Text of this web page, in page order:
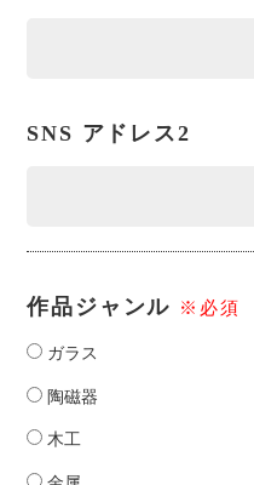
SNS アドレス2
作品ジャンル ※必須
ガラス
陶磁器
木工